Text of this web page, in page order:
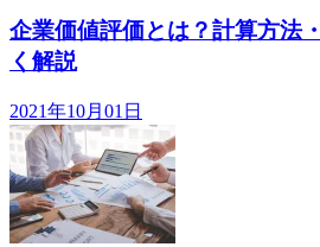
企業価値評価とは？計算方法
く解説
2021年10月01日